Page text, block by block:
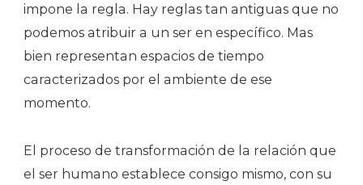
impone la regla. Hay reglas tan antiguas que no
podemos atribuir a un ser en específico. Mas
bien representan espacios de tiempo
caracterizados por el ambiente de ese
momento.
El proceso de transformación de la relación que
el ser humano establece consigo mismo, con su